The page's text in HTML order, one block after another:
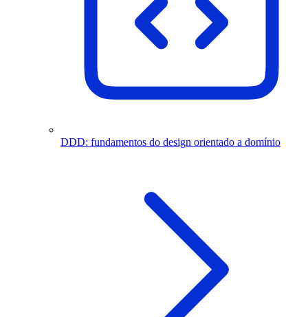
DDD: fundamentos do design orientado a domínio